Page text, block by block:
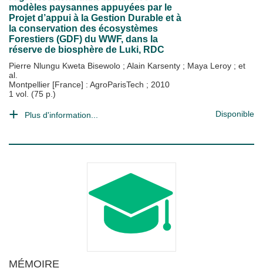
modèles paysannes appuyées par le
Projet d’appui à la Gestion Durable et à
la conservation des écosystèmes
Forestiers (GDF) du WWF, dans la
réserve de biosphère de Luki, RDC
Pierre Nlungu Kweta Bisewolo ; Alain Karsenty ; Maya Leroy ; et
al.
Montpellier [France] : AgroParisTech ; 2010
1 vol. (75 p.)
Plus d'information... Disponible
MÉMOIRE